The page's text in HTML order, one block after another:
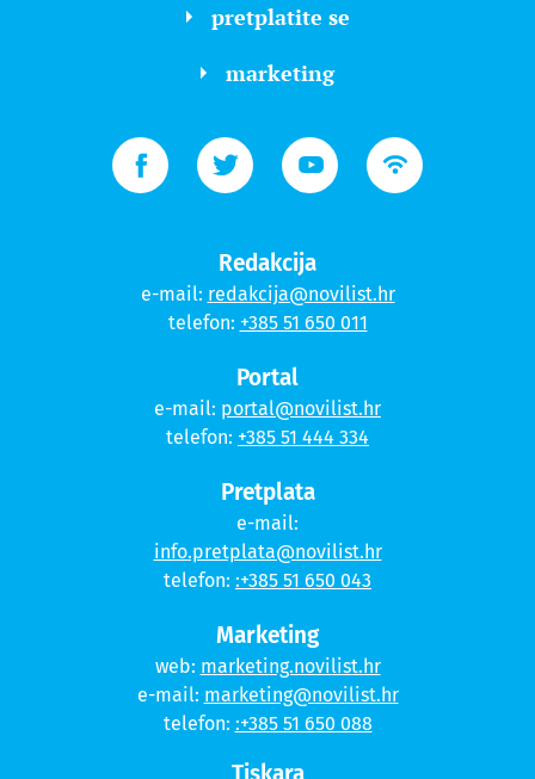
pretplatite se
marketing
Redakcija
e-mail: redakcija@novilist.hr
telefon: +385 51 650 011
Portal
e-mail: portal@novilist.hr
telefon: +385 51 444 334
Pretplata
e-mail:
info.pretplata@novilist.hr
telefon: :+385 51 650 043
Marketing
web: marketing.novilist.hr
e-mail: marketing@novilist.hr
telefon: :+385 51 650 088